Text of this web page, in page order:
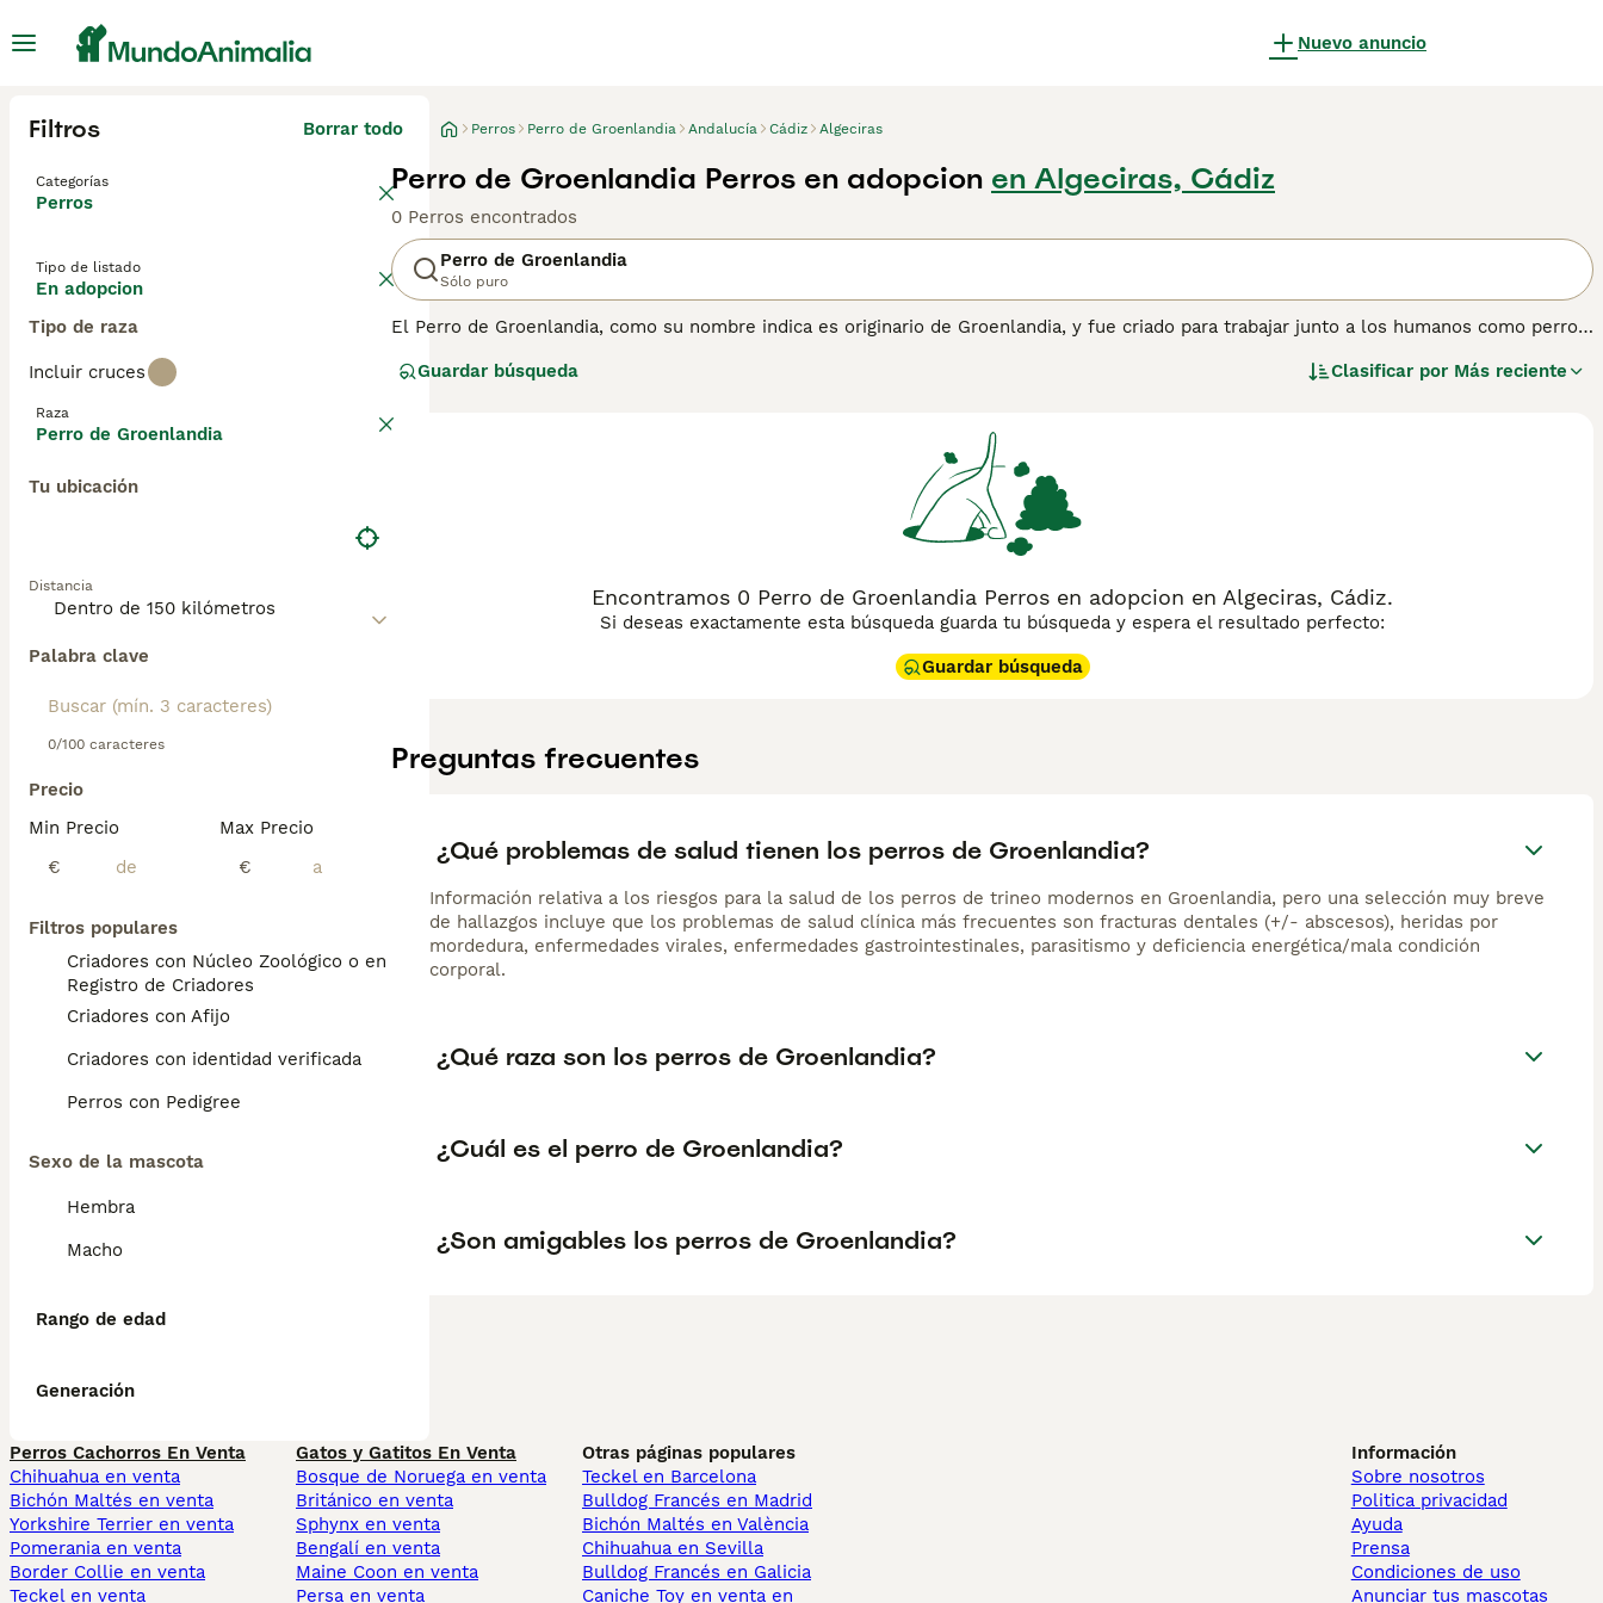
Nuevo anuncio
Filtros Borrar todo
Categorías
Perros
Tipo de listado
En adopcion
Tipo de raza
Incluir cruces
Raza
Perro de Groenlandia
Tu ubicación
Distancia
Palabra clave
0/100 caracteres
Precio
Min Precio
€
Max Precio
€
Filtros populares
Criadores con Núcleo Zoológico o en el
Registro de Criadores
Criadores con Afijo
Criadores con identidad verificada
Perros con Pedigree
Sexo de la mascota
Hembra
Macho
Rango de edad
Generación
Perros Perro de Groenlandia Andalucía Cádiz Algeciras
Perro de Groenlandia Perros en adopcion en Algeciras, Cádiz
0 Perros encontrados
Perro de Groenlandia
Sólo puro
El Perro de Groenlandia, como su nombre indica es originario de Groenlandia, y fue criado para trabajar junto a los humanos como perro
y de altura. Siempre han sido muy apreciados en su Groenlandia natal, aunque no han sido "domesticados" como tales, lo que en
Groenlandia prosperará en un entorno familiar y con personas que entiendan sus necesidades específicas. Lee nuestra página de
consejos para comprar un Perro de Groenlandia para obtener información sobre esta raza de perro.
Guardar búsqueda Clasificar por Más reciente
Encontramos 0 Perro de Groenlandia Perros en adopcion en Algeciras, Cádiz.
Si deseas exactamente esta búsqueda guarda tu búsqueda y espera el resultado perfecto:
Guardar búsqueda
Preguntas frecuentes
¿Qué problemas de salud tienen los perros de Groenlandia?
Información relativa a los riesgos para la salud de los perros de trineo modernos en Groenlandia, pero una selección muy breve
de hallazgos incluye que los problemas de salud clínica más frecuentes son fracturas dentales (+/- abscesos), heridas por
mordedura, enfermedades virales, enfermedades gastrointestinales, parasitismo y deficiencia energética/mala condición
corporal.
¿Qué raza son los perros de Groenlandia?
¿Cuál es el perro de Groenlandia?
¿Son amigables los perros de Groenlandia?
Perros Cachorros En Venta
Chihuahua en venta
Bichón Maltés en venta
Yorkshire Terrier en venta
Pomerania en venta
Border Collie en venta
Teckel en venta
Gatos y Gatitos En Venta
Bosque de Noruega en venta
Británico en venta
Sphynx en venta
Bengalí en venta
Maine Coon en venta
Persa en venta
Otras páginas populares
Teckel en Barcelona
Bulldog Francés en Madrid
Bichón Maltés en València
Chihuahua en Sevilla
Bulldog Francés en Galicia
Caniche Toy en venta en
Información
Sobre nosotros
Politica privacidad
Ayuda
Prensa
Condiciones de uso
Anunciar tus mascotas